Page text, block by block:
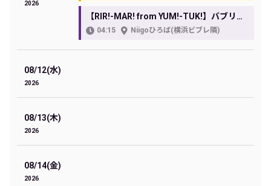
2026
【RIR!-MAR! from YUM!-TUK!】バブリー革命ライブ@横浜 vol.39
04:15 Niigoひろば(横浜ビブレ隣)
08/12(水)
2026
08/13(木)
2026
08/14(金)
2026